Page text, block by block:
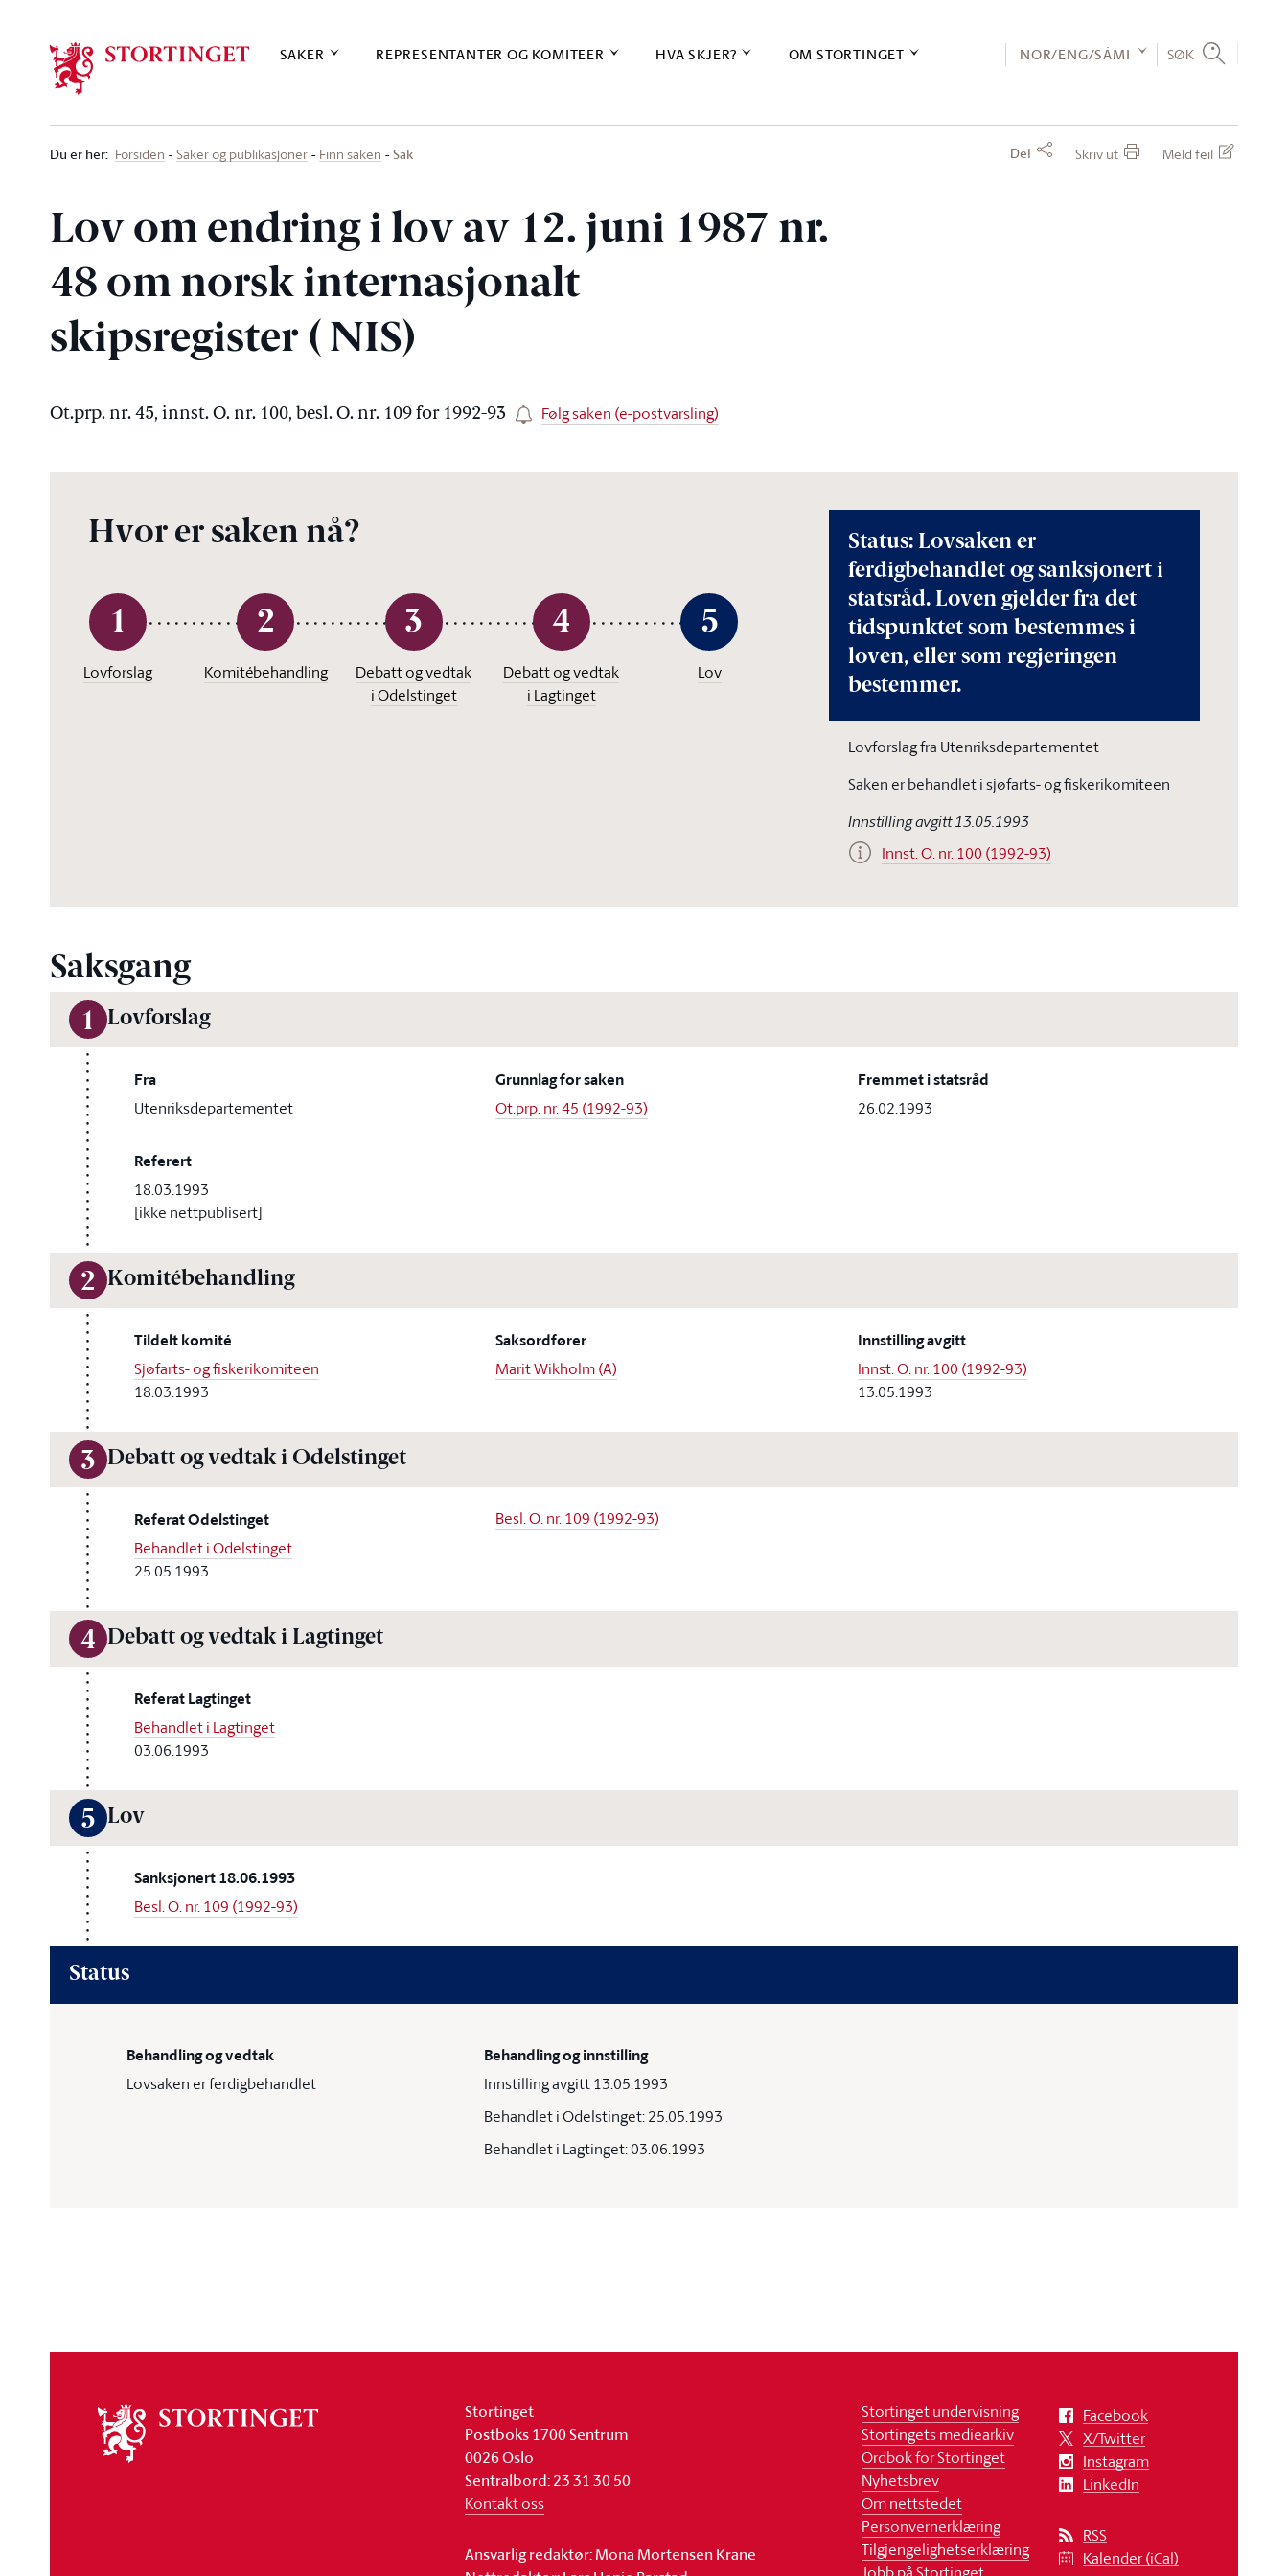
SAKER REPRESENTANTER OG KOMITEER HVA SKJER? OM STORTINGET NOR/ENG/SÁMI SØK
Du er her: Forsiden Saker og publikasjoner Finn saken Sak Del Skriv ut Meld feil
Lov om endring i lov av 12. juni 1987 nr.
48 om norsk internasjonalt
skipsregister ( NIS)
Ot.prp. nr. 45, innst. O. nr. 100, besl. O. nr. 109 for 1992-93 Følg saken (e-postvarsling)
Hvor er saken nå?
1
Lovforslag
2
Komitébehandling
3
Debatt og vedtak
i Odelstinget
4
Debatt og vedtak
i Lagtinget
5
Lov
Status: Lovsaken er
ferdigbehandlet og sanksjonert i
statsråd. Loven gjelder fra det
tidspunktet som bestemmes i
loven, eller som regjeringen
bestemmer.
Lovforslag fra Utenriksdepartementet
Saken er behandlet i sjøfarts- og fiskerikomiteen
Innstilling avgitt 13.05.1993
Innst. O. nr. 100 (1992-93)
Saksgang
1 Lovforslag
Fra
Utenriksdepartementet
Grunnlag for saken
Ot.prp. nr. 45 (1992-93)
Fremmet i statsråd
26.02.1993
Referert
18.03.1993
[ikke nettpublisert]
2 Komitébehandling
Tildelt komité
Sjøfarts- og fiskerikomiteen
18.03.1993
Saksordfører
Marit Wikholm (A)
Innstilling avgitt
Innst. O. nr. 100 (1992-93)
13.05.1993
3 Debatt og vedtak i Odelstinget
Referat Odelstinget
Behandlet i Odelstinget
25.05.1993
Besl. O. nr. 109 (1992-93)
4 Debatt og vedtak i Lagtinget
Referat Lagtinget
Behandlet i Lagtinget
03.06.1993
5 Lov
Sanksjonert 18.06.1993
Besl. O. nr. 109 (1992-93)
Status
Behandling og vedtak
Lovsaken er ferdigbehandlet
Behandling og innstilling
Innstilling avgitt 13.05.1993
Behandlet i Odelstinget: 25.05.1993
Behandlet i Lagtinget: 03.06.1993
stortinget
Stortinget
Postboks 1700 Sentrum
0026 Oslo
Sentralbord: 23 31 30 50
Kontakt oss
Ansvarlig redaktør: Mona Mortensen Krane
Stortinget undervisning
Stortingets mediearkiv
Ordbok for Stortinget
Nyhetsbrev
Om nettstedet
Personvernerklæring
Tilgjengelighetserklæring
Facebook
X/Twitter
Instagram
LinkedIn
RSS
Kalender (iCal)